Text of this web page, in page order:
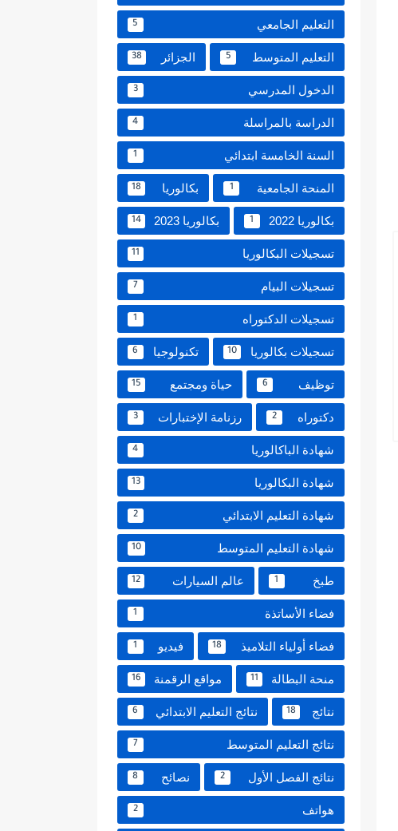
التعليم الجامعي 5
التعليم المتوسط 5 الجزائر 38
الدخول المدرسي 3
الدراسة بالمراسلة 4
السنة الخامسة ابتدائي 1
المنحة الجامعية 1 بكالوريا 18
بكالوريا 2022 1 بكالوريا 2023 14
تسجيلات البكالوريا 11
تسجيلات البيام 7
تسجيلات الدكتوراه 1
تسجيلات بكالوريا 10 تكنولوجيا 6
توظيف 6 حياة ومجتمع 15
دكتوراه 2 رزنامة الإختبارات 3
شهادة الباكالوريا 4
شهادة البكالوريا 13
شهادة التعليم الابتدائي 2
شهادة التعليم المتوسط 10
طبخ 1 عالم السيارات 12
فضاء الأساتذة 1
فضاء أولياء التلاميذ 18 فيديو 1
منحة البطالة 11 مواقع الرقمنة 16
نتائج 18 نتائج التعليم الابتدائي 6
نتائج التعليم المتوسط 7
نتائج الفصل الأول 2 نصائح 8
هواتف 2